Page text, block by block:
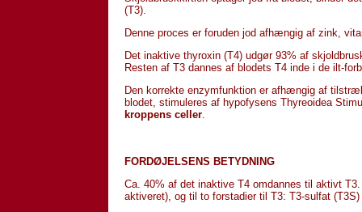
(T3).
Denne proces er foruden jod afhængig af zink,
Det inaktive thyroxin (T4) udgør 93% af
Resten af T3 dannes af blodets T4 inde i de ilt-
Den korrekte enzymfunktion er afhængig af
blodet, stimuleres af hypofysens Thyreoidea
kroppens celler.
FORDØJELSENS BETYDNING
Ca. 40% af det inaktive T4 omdannes til aktivt
aktiveret), og til to forstadier til T3: T3-sulfat